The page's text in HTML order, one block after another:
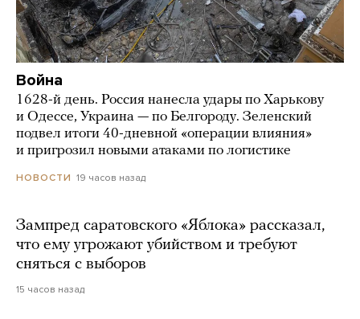
Война
1628-й день. Россия нанесла удары по Харькову
и Одессе, Украина — по Белгороду. Зеленский
подвел итоги 40-дневной «операции влияния»
и пригрозил новыми атаками по логистике
НОВОСТИ 19 часов назад
Зампред саратовского «Яблока» рассказал,
что ему угрожают убийством и требуют
сняться с выборов
15 часов назад